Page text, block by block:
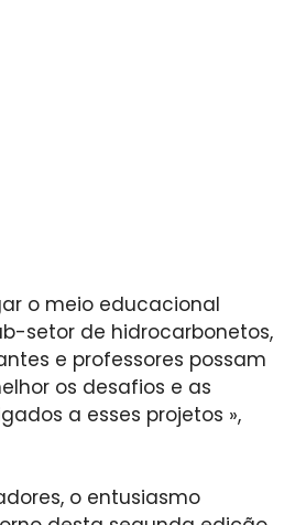
o meio educacional
setor de hidrocarbonetos,
e professores possam
os desafios e as
a esses projetos »,
o entusiasmo